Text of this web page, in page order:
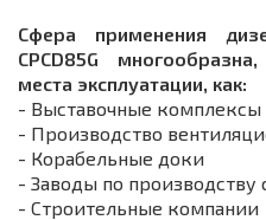
Сфера применения
CPСD85G
места эксплуатации, как:
- Выставочные комплексы
- Производство
- Корабельные доки
- Заводы по производству
- Строительные компании